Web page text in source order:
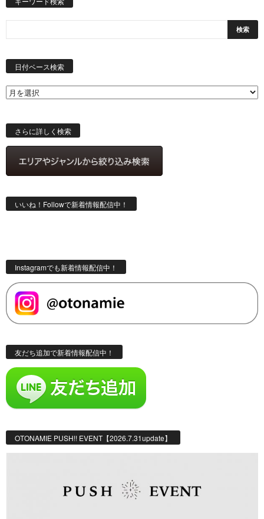
日付ベース検索
さらに詳しく検索
いいね！Followで新着情報配信中！
Instagramでも新着情報配信中！
友だち追加で新着情報配信中！
OTONAMIE PUSH!! EVENT【2026.7.31update】